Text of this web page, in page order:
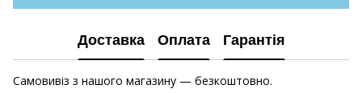
Доставка Оплата Гарантія
Самовивіз з нашого магазину — безкоштовно.